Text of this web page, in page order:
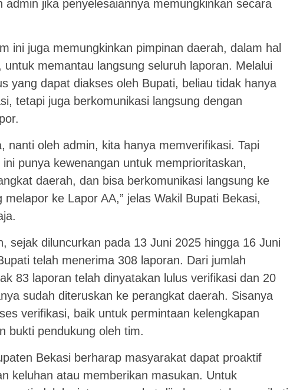
admin jika penyelesaiannya memungkinkan secara
ini juga memungkinkan pimpinan daerah, dalam hal
untuk memantau langsung seluruh laporan. Melalui
yang dapat diakses oleh Bupati, beliau tidak hanya
tetapi juga berkomunikasi langsung dengan
nanti oleh admin, kita hanya memverifikasi. Tapi
ini punya kewenangan untuk memprioritaskan,
daerah, dan bisa berkomunikasi langsung ke
melapor ke Lapor AA,” jelas Wakil Bupati Bekasi,
sejak diluncurkan pada 13 Juni 2025 hingga 16 Juni
telah menerima 308 laporan. Dari jumlah
83 laporan telah dinyatakan lulus verifikasi dan 20
sudah diteruskan ke perangkat daerah. Sisanya
verifikasi, baik untuk permintaan kelengkapan
bukti pendukung oleh tim.
Bekasi berharap masyarakat dapat proaktif
keluhan atau memberikan masukan. Untuk